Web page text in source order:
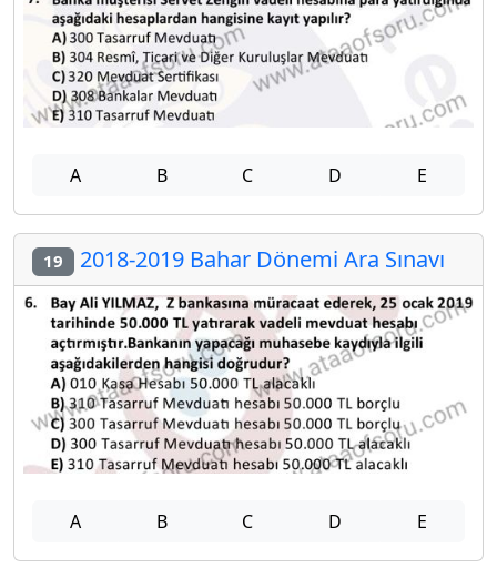
A B C D E
19 2018-2019 Bahar Dönemi Ara Sınavı
A B C D E